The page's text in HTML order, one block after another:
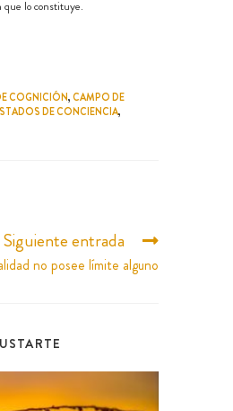
que lo constituye.
COGNICIÓN, CAMPO DE
DE CONCIENCIA,
Siguiente entrada
no posee límite alguno